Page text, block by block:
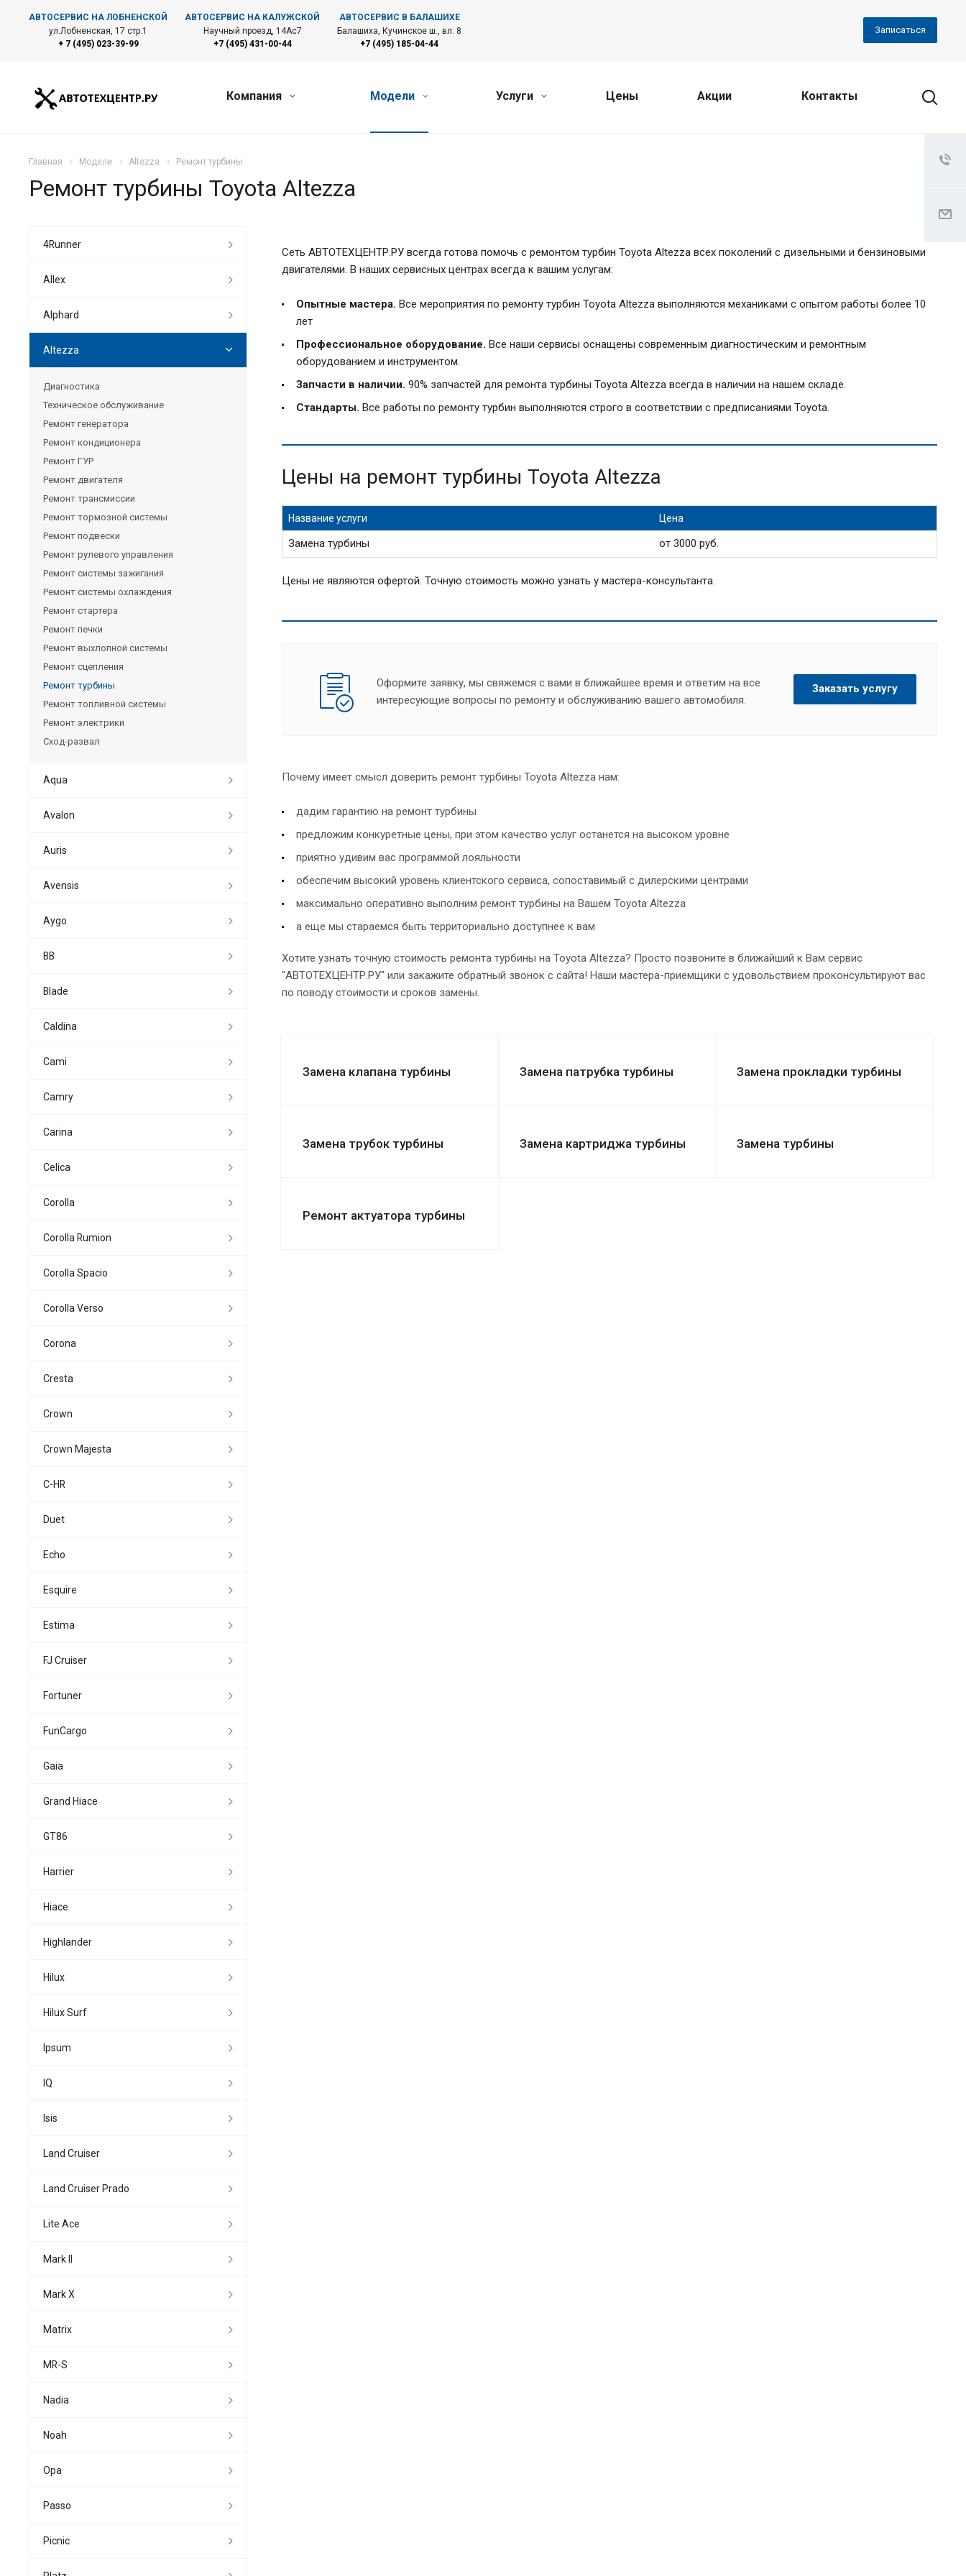
АВТОСЕРВИС НА ЛОБНЕНСКОЙ
ул.Лобненская, 17 стр.1
+ 7 (495) 023-39-99
АВТОСЕРВИС НА КАЛУЖСКОЙ
Научный проезд, 14Ас7
+7 (495) 431-00-44
АВТОСЕРВИС В БАЛАШИХЕ
Балашиха, Кучинское ш., вл. 8
+7 (495) 185-04-44
Записаться
Компания Модели Услуги Цены Акции Контакты
Главная Модели Altezza Ремонт турбины
Ремонт турбины Toyota Altezza
Сеть АВТОТЕХЦЕНТР.РУ всегда готова помочь с ремонтом турбин Toyota Altezza всех поколений с дизельными и бензиновыми
двигателями. В наших сервисных центрах всегда к вашим услугам:
Опытные мастера. Все мероприятия по ремонту турбин Toyota Altezza выполняются механиками с опытом работы более 10
лет
Профессиональное оборудование. Все наши сервисы оснащены современным диагностическим и ремонтным
оборудованием и инструментом.
Запчасти в наличии. 90% запчастей для ремонта турбины Toyota Altezza всегда в наличии на нашем складе.
Стандарты. Все работы по ремонту турбин выполняются строго в соответствии с предписаниями Toyota.
Цены на ремонт турбины Toyota Altezza
Название услуги Цена
Замена турбины от 3000 руб.
Цены не являются офертой. Точную стоимость можно узнать у мастера-консультанта.
Оформите заявку, мы свяжемся с вами в ближайшее время и ответим на все
интересующие вопросы по ремонту и обслуживанию вашего автомобиля.
Заказать услугу
Почему имеет смысл доверить ремонт турбины Toyota Altezza нам:
дадим гарантию на ремонт турбины
предложим конкуретные цены, при этом качество услуг останется на высоком уровне
приятно удивим вас программой лояльности
обеспечим высокий уровень клиентского сервиса, сопоставимый с дилерскими центрами
максимально оперативно выполним ремонт турбины на Вашем Toyota Altezza
а еще мы стараемся быть территориально доступнее к вам
Хотите узнать точную стоимость ремонта турбины на Toyota Altezza? Просто позвоните в ближайший к Вам сервис
"АВТОТЕХЦЕНТР.РУ" или закажите обратный звонок с сайта! Наши мастера-приемщики с удовольствием проконсультируют вас
по поводу стоимости и сроков замены.
Замена клапана турбины Замена патрубка турбины Замена прокладки турбины
Замена трубок турбины Замена картриджа турбины Замена турбины
Ремонт актуатора турбины
4Runner
Allex
Alphard
Altezza
Диагностика
Техническое обслуживание
Ремонт генератора
Ремонт кондиционера
Ремонт ГУР
Ремонт двигателя
Ремонт трансмиссии
Ремонт тормозной системы
Ремонт подвески
Ремонт рулевого управления
Ремонт системы зажигания
Ремонт системы охлаждения
Ремонт стартера
Ремонт печки
Ремонт выхлопной системы
Ремонт сцепления
Ремонт турбины
Ремонт топливной системы
Ремонт электрики
Сход-развал
Aqua
Avalon
Auris
Avensis
Aygo
BB
Blade
Caldina
Cami
Camry
Carina
Celica
Corolla
Corolla Rumion
Corolla Spacio
Corolla Verso
Corona
Cresta
Crown
Crown Majesta
C-HR
Duet
Echo
Esquire
Estima
FJ Cruiser
Fortuner
FunCargo
Gaia
Grand Hiace
GT86
Harrier
Hiace
Highlander
Hilux
Hilux Surf
Ipsum
IQ
Isis
Land Cruiser
Land Cruiser Prado
Lite Ace
Mark II
Mark X
Matrix
MR-S
Nadia
Noah
Opa
Passo
Picnic